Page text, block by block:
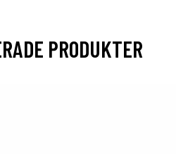
PRODUKTER